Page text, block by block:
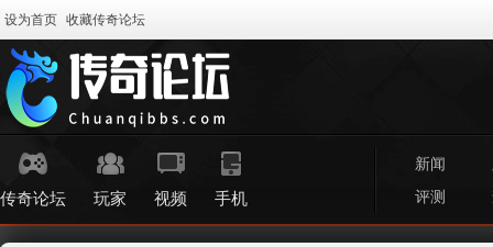
设为首页 收藏传奇论坛
传奇论坛 玩家 视频 手机
新闻
评测